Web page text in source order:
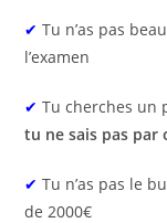
✔ Tu n’as pas
l’examen
✔ Tu cherches un
tu ne sais pas par
✔ Tu n’as pas le
de 2000€